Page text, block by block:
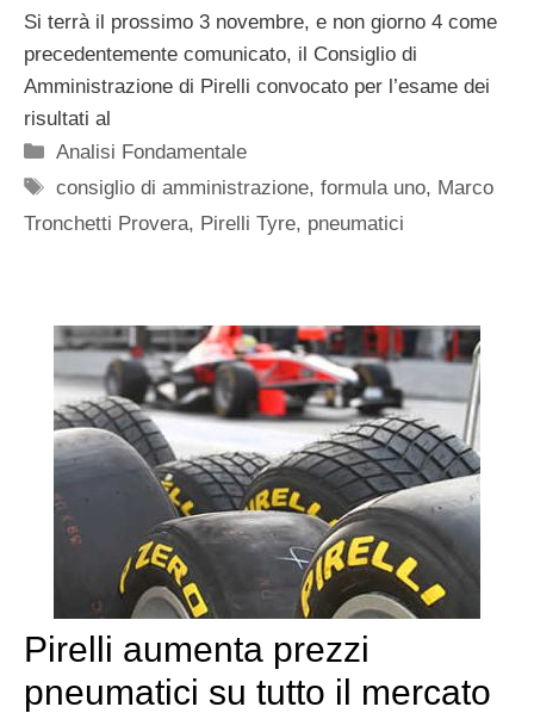
Si terrà il prossimo 3 novembre, e non giorno 4 come
precedentemente comunicato, il Consiglio di
Amministrazione di Pirelli convocato per l’esame dei
risultati al
Categorie
Analisi Fondamentale
Tag
consiglio di amministrazione,formula uno, Marco
Tronchetti Provera, Pirelli Tyre, pneumatici
Pirelli aumenta prezzi
pneumatici su tutto il mercato